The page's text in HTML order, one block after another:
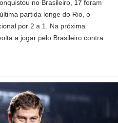
no Brasileiro, 17 foram
partida longe do Rio, o
por 2 a 1. Na próxima
a jogar pelo Brasileiro contra